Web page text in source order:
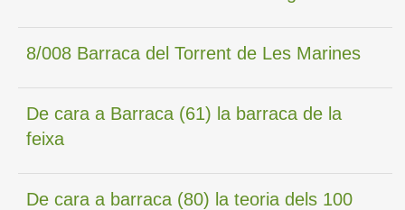
8/008 Barraca del Torrent de Les Marines
De cara a Barraca (61) la barraca de la
feixa
De cara a barraca (80) la teoria dels 100